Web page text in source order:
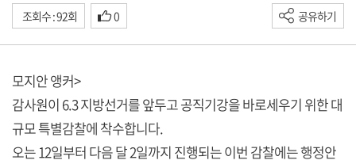
조회수 : 92회 0 공유하기
모지안 앵커>
감사원이 6.3 지방선거를 앞두고 공직기강을 바로세우기 위한 대
규모 특별감찰에 착수합니다.
오는 12일부터 다음 달 2일까지 진행되는 이번 감찰에는 행정안